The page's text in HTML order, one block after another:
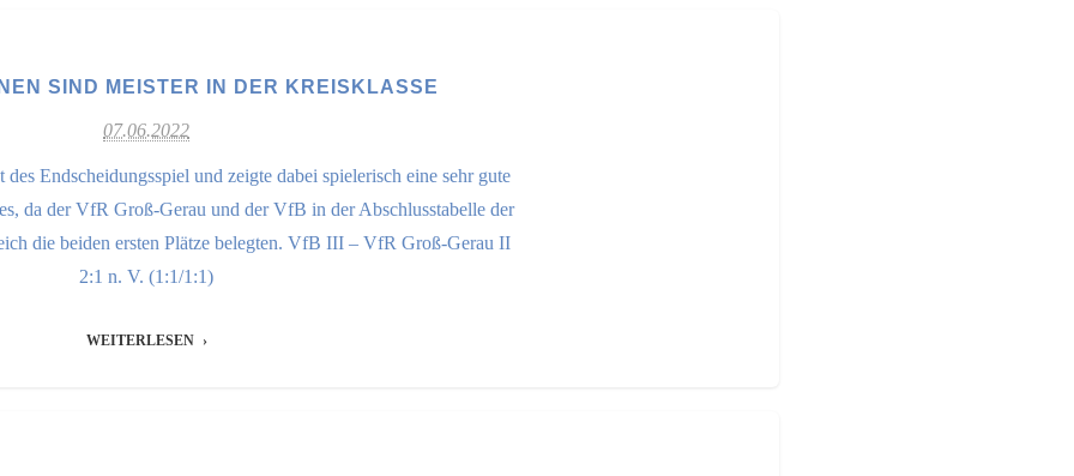
SIND MEISTER IN DER KREISKLASSE
07.06.2022
Endscheidungsspiel und zeigte dabei spielerisch eine sehr gute
da der VfR Groß-Gerau und der VfB in der Abschlusstabelle der
die beiden ersten Plätze belegten. VfB III – VfR Groß-Gerau II
2:1 n. V. (1:1/1:1)
WEITERLESEN